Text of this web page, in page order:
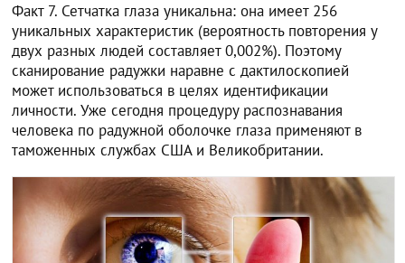
Факт 7. Сетчатка глаза уникальна: она имеет 256
уникальных характеристик (вероятность повторения у
двух разных людей составляет 0,002%). Поэтому
сканирование радужки наравне с дактилоскопией
может использоваться в целях идентификации
личности. Уже сегодня процедуру распознавания
человека по радужной оболочке глаза применяют в
таможенных службах США и Великобритании.